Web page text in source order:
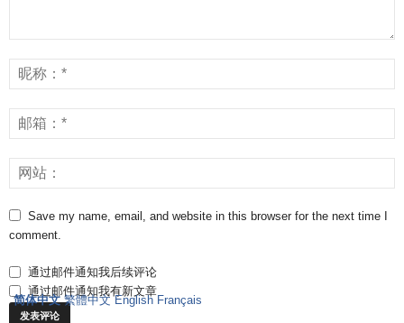
Save my name, email, and website in this browser for the next time I
comment.
通过邮件通知我后续评论
通过邮件通知我有新文章
简体中文 繁體中文 English Français